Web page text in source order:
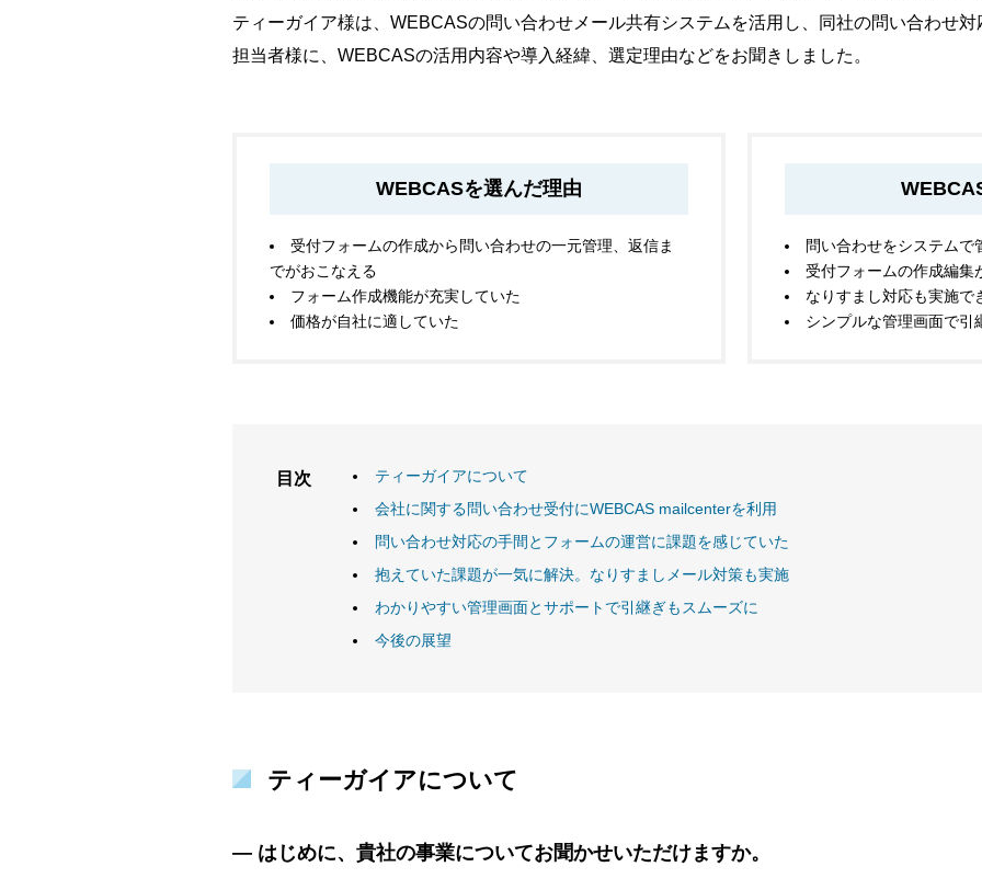
ティーガイア様は、WEBCASの問い合わせメール共有システムを活用し、同社の問い合わせ
担当者様に、WEBCASの活用内容や導入経緯、選定理由などをお聞きしました。
WEBCASを選んだ理由
受付フォームの作成から問い合わせの一元管理、返信ま
でがおこなえる
フォーム作成機能が充実していた
価格が自社に適していた
問い合わせをシステムで
受付フォームの作成編集
なりすまし対応も実施で
シンプルな管理画面で引
目次
ティーガイアについて
会社に関する問い合わせ受付にWEBCAS mailcenterを利用
問い合わせ対応の手間とフォームの運営に課題を感じていた
抱えていた課題が一気に解決。なりすましメール対策も実施
わかりやすい管理画面とサポートで引継ぎもスムーズに
今後の展望
ティーガイアについて
― はじめに、貴社の事業についてお聞かせいただけますか。